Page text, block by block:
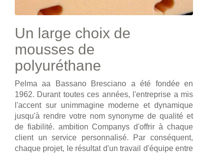
Un large choix de
mousses de
polyuréthane
Pelma aa Bassano Bresciano a été fondée en
1962. Durant toutes ces années, l'entreprise a mis
l'accent sur unimmagine moderne et dynamique
jusqu'à rendre votre nom synonyme de qualité et
de fiabilité. ambition Companys d'offrir à chaque
client un service personnalisé. Par conséquent,
chaque projet, le résultat d'un travail d'équipe entre